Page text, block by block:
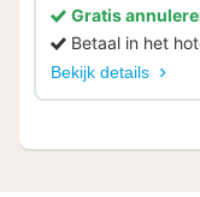
Gratis
Betaal in het
Bekijk details